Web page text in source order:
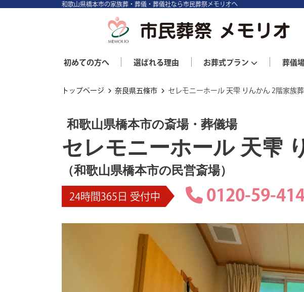
和歌山県橋本市の家族葬・葬儀・葬儀社なら市民葬祭メモリオへ
初めての方へ 選ばれる理由 お葬式プラン 葬儀
トップページ 奈良県五條市 セレモニーホール 天雫 りんかん 2階家族
和歌山県橋本市の斎場・葬儀場
セレモニーホール 天雫
（和歌山県橋本市の民営斎場）
24時間365日 受付中 0120-59-